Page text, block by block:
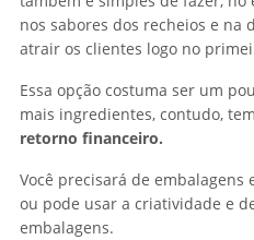
nos sabores dos recheios e na
atrair os clientes logo no
Essa opção costuma ser um
mais ingredientes, contudo,
retorno financeiro.
Você precisará de embalagens
ou pode usar a criatividade e
embalagens.